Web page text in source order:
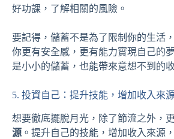
好功課，了解相關的風險。
要記得，儲蓄不是為了限制你的生活
你更有安全感，更有能力實現自己的
是小小的儲蓄，也能帶來意想不到的
5. 投資自己：提升技能，增加收入來源
想要徹底擺脫月光，除了節流之外，
源 。提升自己的技能，增加收入來源